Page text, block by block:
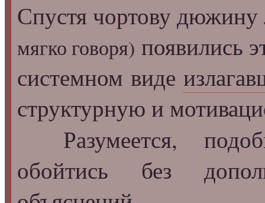
Спустя чортову
мягко говоря) появились
системном виде
структурную и
Разумеется,
обойтись без